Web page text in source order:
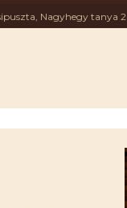
Nagyhegy tanya 2